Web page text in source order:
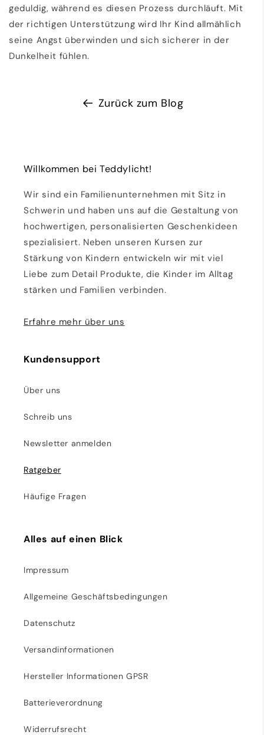
geduldig, während es diesen Prozess durchläuft. Mit
der richtigen Unterstützung wird Ihr Kind allmählich
seine Angst überwinden und sich sicherer in der
Dunkelheit fühlen.
Zurück zum Blog
Willkommen bei Teddylicht!
Wir sind ein Familienunternehmen mit Sitz in
Schwerin und haben uns auf die Gestaltung von
hochwertigen, personalisierten Geschenkideen
spezialisiert. Neben unseren Kursen zur
Stärkung von Kindern entwickeln wir mit viel
Liebe zum Detail Produkte, die Kinder im Alltag
stärken und Familien verbinden.
Erfahre mehr über uns
Kundensupport
Über uns
Schreib uns
Newsletter anmelden
Ratgeber
Häufige Fragen
Alles auf einen Blick
Impressum
Allgemeine Geschäftsbedingungen
Datenschutz
Versandinformationen
Hersteller Informationen GPSR
Batterieverordnung
Widerrufsrecht